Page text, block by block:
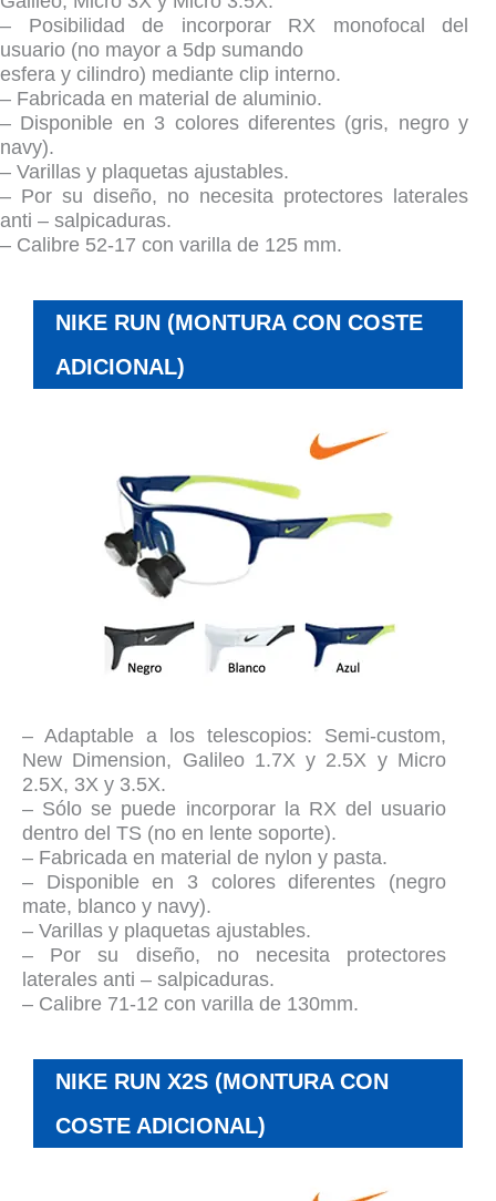
– Posibilidad de incorporar RX monofocal del
usuario (no mayor a 5dp sumando
esfera y cilindro) mediante clip interno.
– Fabricada en material de aluminio.
– Disponible en 3 colores diferentes (gris, negro y
navy).
– Varillas y plaquetas ajustables.
– Por su diseño, no necesita protectores laterales
anti – salpicaduras.
– Calibre 52-17 con varilla de 125 mm.
NIKE RUN (MONTURA CON COSTE
ADICIONAL)
– Adaptable a los telescopios: Semi-custom,
New Dimension, Galileo 1.7X y 2.5X y Micro
2.5X, 3X y 3.5X.
– Sólo se puede incorporar la RX del usuario
dentro del TS (no en lente soporte).
– Fabricada en material de nylon y pasta.
– Disponible en 3 colores diferentes (negro
mate, blanco y navy).
– Varillas y plaquetas ajustables.
– Por su diseño, no necesita protectores
laterales anti – salpicaduras.
– Calibre 71-12 con varilla de 130mm.
NIKE RUN X2S (MONTURA CON
COSTE ADICIONAL)